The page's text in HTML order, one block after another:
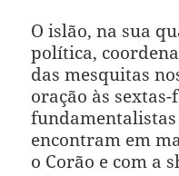
O islão, na sua
política,
das mesquitas
oração às sextas-
fundamentalistas
encontram em
o Corão e com a